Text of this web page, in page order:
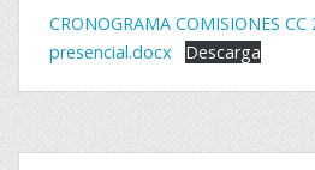
CRONOGRAMA COMISIONES CC
presencial.docx
Descarga